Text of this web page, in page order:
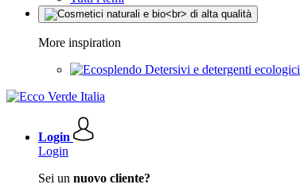
More inspiration
Detersivi e detergenti ecologici
Login
Login
Sei un nuovo cliente?